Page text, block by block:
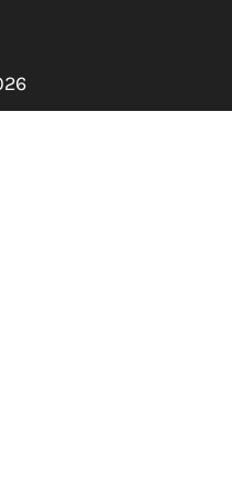
Reçoit le Prix